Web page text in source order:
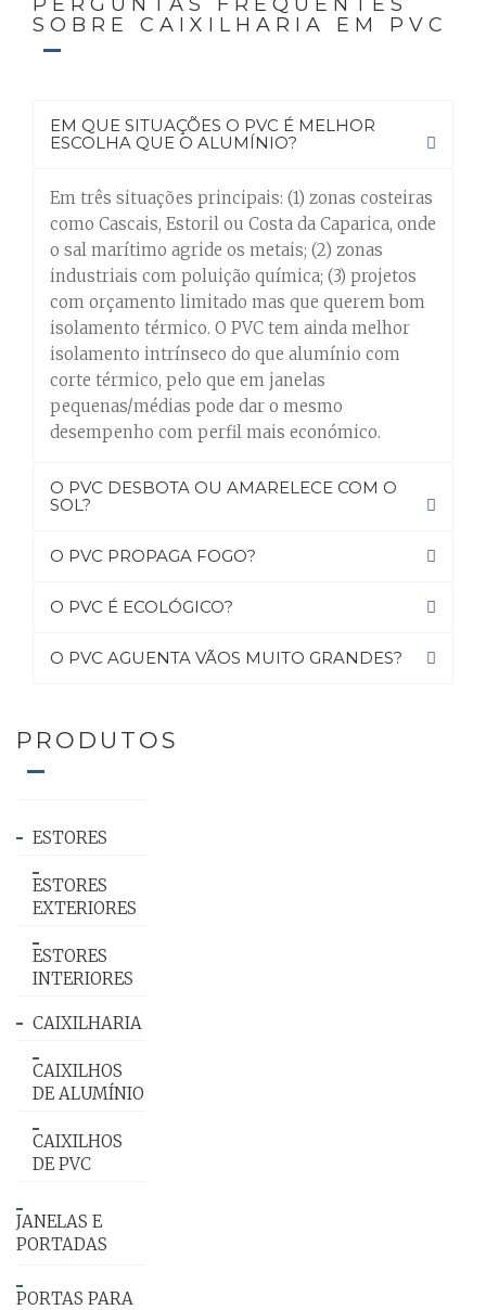
SOBRE CAIXILHARIA EM PVC
EM QUE SITUAÇÕES O PVC É MELHOR
ESCOLHA QUE O ALUMÍNIO?
Em três situações principais: (1) zonas costeiras
como Cascais, Estoril ou Costa da Caparica, onde
o sal marítimo agride os metais; (2) zonas
industriais com poluição química; (3) projetos
com orçamento limitado mas que querem bom
isolamento térmico. O PVC tem ainda melhor
isolamento intrínseco do que alumínio com
corte térmico, pelo que em janelas
pequenas/médias pode dar o mesmo
desempenho com perfil mais económico.
O PVC DESBOTA OU AMARELECE COM O
SOL?
O PVC PROPAGA FOGO?
O PVC É ECOLÓGICO?
O PVC AGUENTA VÃOS MUITO GRANDES?
PRODUTOS
ESTORES
ESTORES
EXTERIORES
ESTORES
INTERIORES
CAIXILHARIA
CAIXILHOS
DE ALUMÍNIO
CAIXILHOS
DE PVC
JANELAS E
PORTADAS
PORTAS PARA